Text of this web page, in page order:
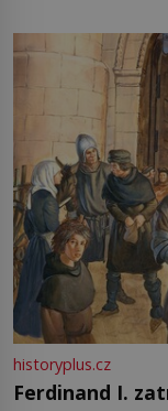
pře hned několik
Francie, kde se
historyplus.cz
Ferdinand I.